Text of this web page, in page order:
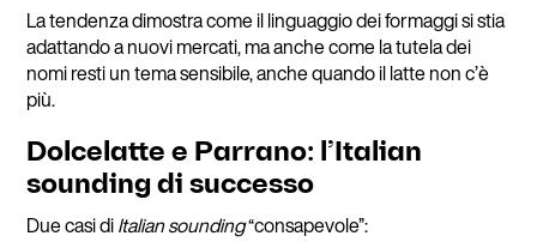
La tendenza dimostra come il linguaggio dei formaggi si stia
adattando a nuovi mercati, ma anche come la tutela dei
nomi resti un tema sensibile, anche quando il latte non c’è
più.
Dolcelatte e Parrano: l’Italian
sounding di successo
Due casi diItalian sounding“consapevole”: